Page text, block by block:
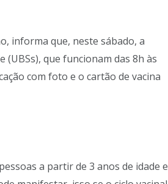
informa que, neste sábado, a
(UBSs), que funcionam das 8h às
com foto e o cartão de vacina
a partir de 3 anos de idade e